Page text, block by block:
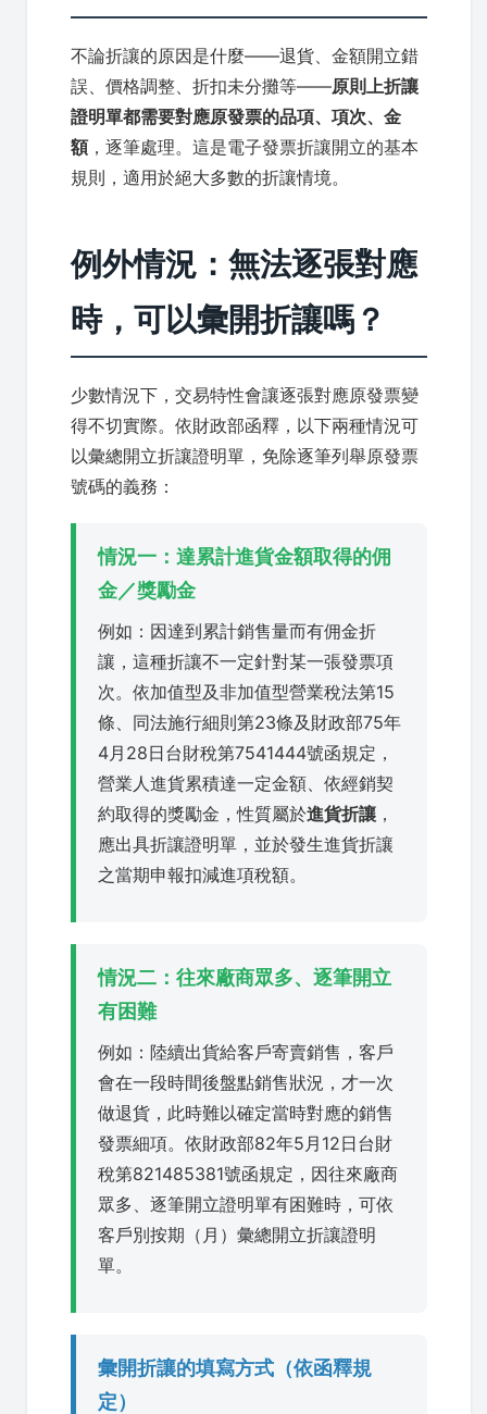
不論折讓的原因是什麼——退貨、金額開立錯
誤、價格調整、折扣未分攤等——原則上折讓
證明單都需要對應原發票的品項、項次、金
額，逐筆處理。這是電子發票折讓開立的基本
規則，適用於絕大多數的折讓情境。
例外情況：無法逐張對應
時，可以彙開折讓嗎？
少數情況下，交易特性會讓逐張對應原發票變
得不切實際。依財政部函釋，以下兩種情況可
以彙總開立折讓證明單，免除逐筆列舉原發票
號碼的義務：
情況一：達累計進貨金額取得的佣
金／獎勵金
例如：因達到累計銷售量而有佣金折
讓，這種折讓不一定針對某一張發票項
次。依加值型及非加值型營業稅法第15
條、同法施行細則第23條及財政部75年
4月28日台財稅第7541444號函規定，
營業人進貨累積達一定金額、依經銷契
約取得的獎勵金，性質屬於進貨折讓 ，
應出具折讓證明單，並於發生進貨折讓
之當期申報扣減進項稅額。
情況二：往來廠商眾多、逐筆開立
有困難
例如：陸續出貨給客戶寄賣銷售，客戶
會在一段時間後盤點銷售狀況，才一次
做退貨，此時難以確定當時對應的銷售
發票細項。依財政部82年5月12日台財
稅第821485381號函規定，因往來廠商
眾多、逐筆開立證明單有困難時，可依
客戶別按期（月）彙總開立折讓證明
單。
彙開折讓的填寫方式（依函釋規
定）